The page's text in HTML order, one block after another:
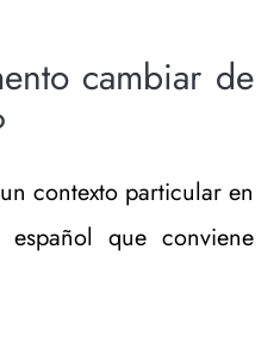
cambiar de
contexto particular en
que conviene